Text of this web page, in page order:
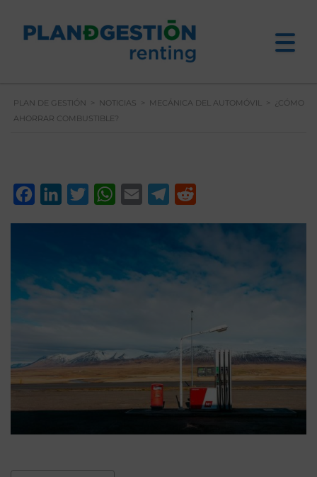
PLAN DE GESTIÓN > NOTICIAS > MECÁNICA DEL AUTOMÓVIL >
¿CÓMO
AHORRAR COMBUSTIBLE?
FacebookLinkedInTwitterWhatsApp
Email Telegram